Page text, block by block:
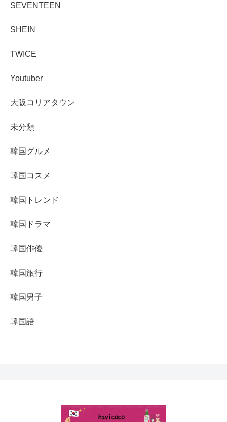
SEVENTEEN
SHEIN
TWICE
Youtuber
大阪コリアタウン
未分類
韓国グルメ
韓国コスメ
韓国トレンド
韓国ドラマ
韓国俳優
韓国旅行
韓国男子
韓国語